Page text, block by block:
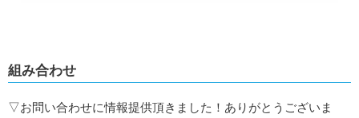
組み合わせ
▽お問い合わせに情報提供頂きました！ありがとうございま